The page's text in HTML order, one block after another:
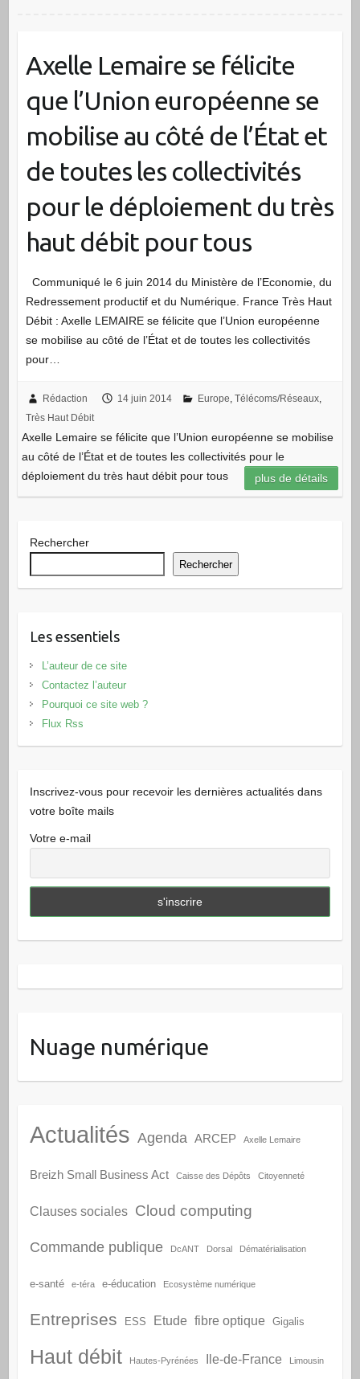
Axelle Lemaire se félicite
que l’Union européenne se
mobilise au côté de l’État et
de toutes les collectivités
pour le déploiement du très
haut débit pour tous
Communiqué le 6 juin 2014 du Ministère de l’Economie, du
Redressement productif et du Numérique. France Très Haut
Débit : Axelle LEMAIRE se félicite que l’Union européenne
se mobilise au côté de l’État et de toutes les collectivités
pour…
Rédaction 14 juin 2014 Europe, Télécoms/Réseaux,
Très Haut Débit
Axelle Lemaire se félicite que l’Union européenne se mobilise
au côté de l’État et de toutes les collectivités pour le
déploiement du très haut débit pour tous
plus de détails
Rechercher
Rechercher
Les essentiels
L’auteur de ce site
Contactez l’auteur
Pourquoi ce site web ?
Flux Rss
Inscrivez-vous pour recevoir les dernières actualités dans
votre boîte mails
Votre e-mail
Nuage numérique
Actualités Agenda ARCEP Axelle Lemaire
Breizh Small Business Act Caisse des Dépôts Citoyenneté
Clauses sociales Cloud computing
Commande publique DcANT Dorsal Dématérialisation
e-santé e-téra e-éducation Ecosystème numérique
Entreprises ESS Etude fibre optique Gigalis
Haut débit Hautes-Pyrénées Ile-de-France Limousin